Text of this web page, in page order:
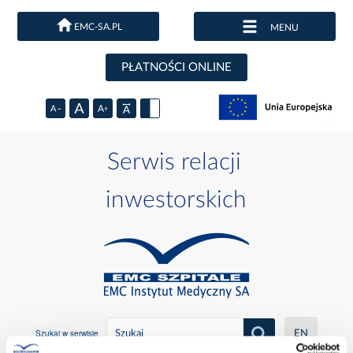
EMC-SA.PL MENU
PŁATNOŚCI ONLINE
Serwis relacji
inwestorskich
Szukaj w serwisie EN